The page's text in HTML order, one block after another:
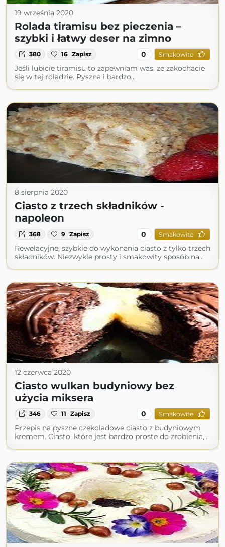
19 września 2020
Rolada tiramisu bez pieczenia –
szybki i łatwy deser na zimno
380 16 Zapisz 0 Smakowite
Jeśli lubicie tiramisu to zapewniam was, ze zakochacie
się w tej roladzie. Pyszna i bardzo…
8 sierpnia 2020
Ciasto z trzech składników -
napoleon
368 9 Zapisz 0 Smakowite
Rewelacyjne, szybkie do wykonania ciasto z tylko trzech
składników. Niezwykle prosty i smakowity sposób na…
12 czerwca 2020
Ciasto wulkan budyniowy bez
użycia miksera
346 11 Zapisz 0 Smakowite
Przepis na pyszne czekoladowe ciasto z budyniowym
kremem. Ciasto, które jest bardzo proste do zrobienia,…